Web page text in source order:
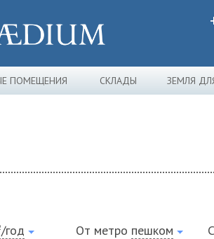
ПОМЕЩЕНИЯ СКЛАДЫ ЗЕМЛЯ
/год От метро пешком